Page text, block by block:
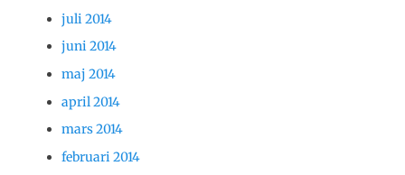
juli 2014
juni 2014
maj 2014
april 2014
mars 2014
februari 2014